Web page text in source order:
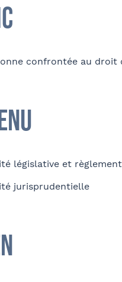
confrontée au droit
législative et
jurisprudentielle
de la
Barthélémy
Valider